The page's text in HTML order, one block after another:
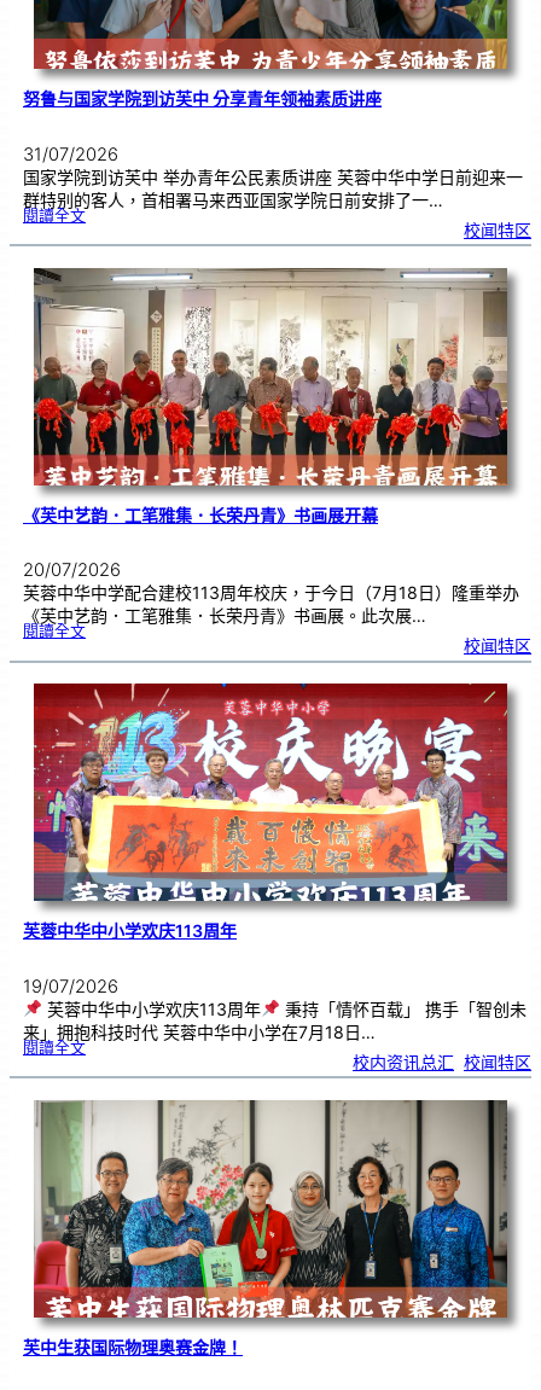
努鲁与国家学院到访芙中 分享青年领袖素质讲座
31/07/2026
国家学院到访芙中 举办青年公民素质讲座 芙蓉中华中学日前迎来一
群特别的客人，首相署马来西亚国家学院日前安排了一…
閱讀全文:努
国
学
院
到
访
中
分
享
青
年
领
袖
素
质
讲
座
校闻特区
《芙中艺韵．工笔雅集．长荣丹青》书画展开幕
20/07/2026
芙蓉中华中学配合建校113周年校庆，于今日（7月18日）隆重举办
《芙中艺韵．工笔雅集．长荣丹青》书画展。此次展…
閱讀全文:《
艺
．
工
笔
雅
集
．
长
荣
丹
青
》
书
画
展
开
幕
校闻特区
芙蓉中华中小学欢庆113周年
19/07/2026
芙蓉中华中小学欢庆113周年
秉持「情怀百载」 携手「智创未
来」拥抱科技时代 芙蓉中华中小学在7月18日…
閱讀全文:芙
华
小
学
欢庆
周
年
校内资讯总汇 校闻特区
芙中生获国际物理奥赛金牌！